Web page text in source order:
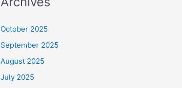
October 2025
September 2025
August 2025
July 2025